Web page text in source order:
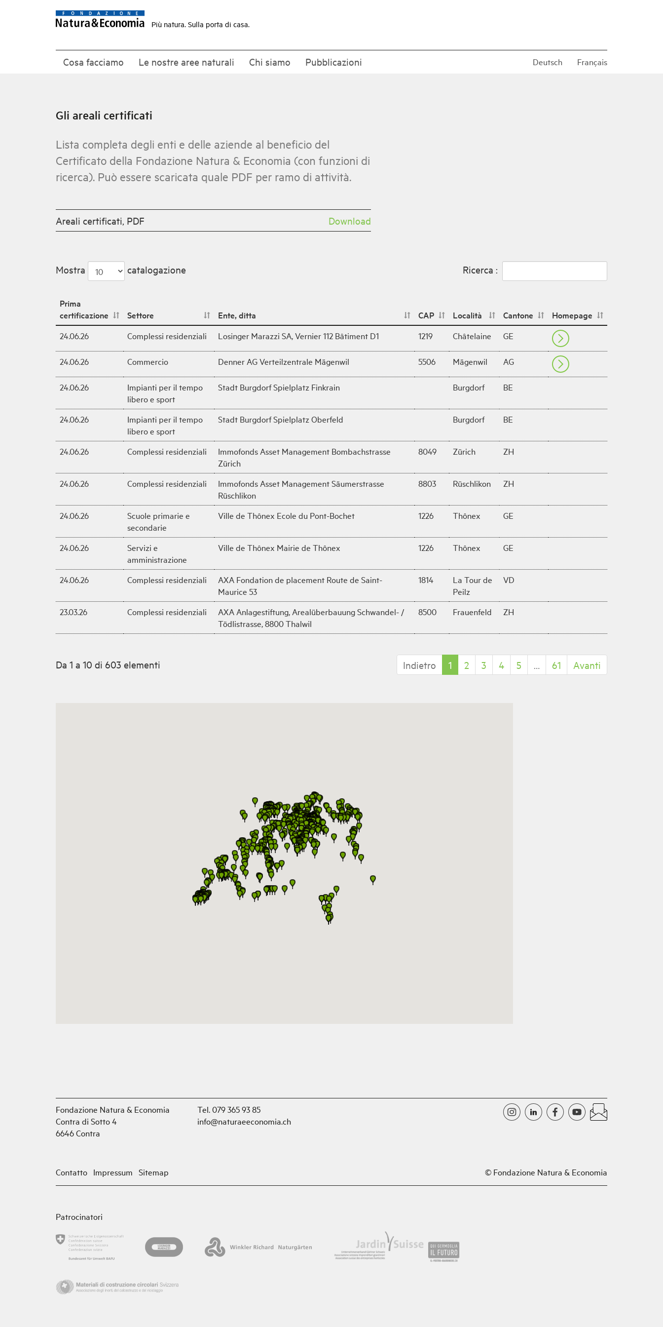
Più natura. Sulla porta di casa.
Cosa facciamo Le nostre aree naturali Chi siamo Pubblicazioni Deutsch Français
Gli areali certificati
Lista completa degli enti e delle aziende al beneficio del
Certificato della Fondazione Natura & Economia (con funzioni di
ricerca). Può essere scaricata quale PDF per ramo di attività.
Areali certificati, PDF Download
Mostra catalogazione Ricerca :
Prima
certificazione
Settore Ente, ditta CAP Località Cantone
Homepage
24.06.26
Complessi residenziali Losinger Marazzi SA, Vernier 112 Bâtiment D1 1219 Châtelaine GE
24.06.26 Commercio Denner AG Verteilzentrale Mägenwil 5506 Mägenwil AG
24.06.26
Impianti per il tempo
libero e sport
Stadt Burgdorf Spielplatz Finkrain Burgdorf BE
24.06.26
Impianti per il tempo
libero e sport
Stadt Burgdorf Spielplatz Oberfeld Burgdorf BE
24.06.26 Complessi residenziali
Immofonds Asset Management Bombachstrasse
Zürich
8049 Zürich ZH
24.06.26 Complessi residenziali
Immofonds Asset Management Säumerstrasse
Rüschlikon
8803 Rüschlikon ZH
24.06.26
Scuole primarie e
secondarie
Ville de Thônex Ecole du Pont-Bochet 1226 Thônex GE
24.06.26
Servizi e
amministrazione
Ville de Thônex Mairie de Thônex 1226 Thônex GE
24.06.26 Complessi residenziali
AXA Fondation de placement Route de Saint-
Maurice 53
1814
La Tour de
Peilz
VD
23.03.26 Complessi residenziali
AXA Anlagestiftung, Arealüberbauung Schwandel- /
Tödlistrasse, 8800 Thalwil
8500 Frauenfeld ZH
Da 1 a 10 di 603 elementi Indietro 1 2 3 4 5 … 61 Avanti
Fondazione Natura & Economia
Contra di Sotto 4
6646 Contra
Tel. 079 365 93 85
info@naturaeeconomia.ch
Contatto Impressum Sitemap © Fondazione Natura & Economia
Patrocinatori